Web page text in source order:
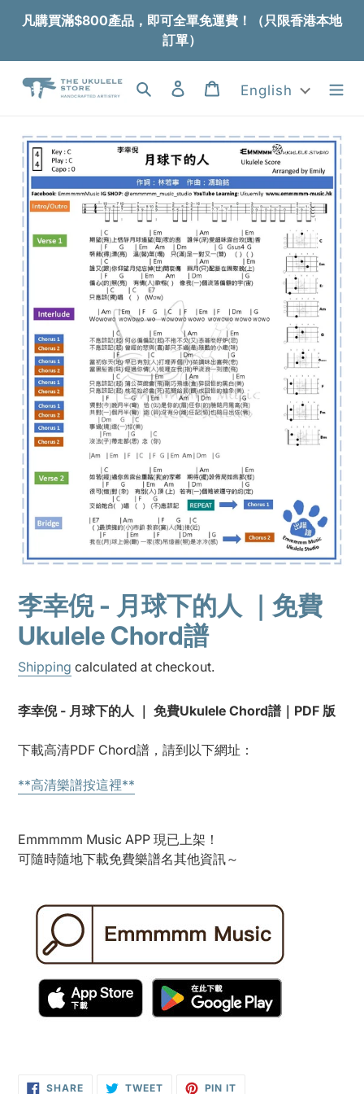
凡購買滿$800產品，即可全單免運費！（只限香港本地
訂單）
Search Log in CartEnglish
李幸倪 - 月球下的人 ｜免費
Ukulele Chord譜
Shipping calculated at checkout.
product
your
cart
李幸倪 - 月球下的人 ｜ 免費Ukulele Chord譜｜PDF 版
下載高清PDF Chord譜， 請到以下網址：
**高清樂譜按這裡**
Emmmmm Music APP 現已上架！
可隨時隨地下載免費樂譜名其他資訊～
SHARESHARE TWEETTWEET PIN IT